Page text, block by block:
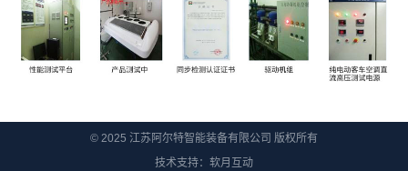
© 2025 江苏阿尔特智能装备有限公司 版权所有
技术支持： 软月互动